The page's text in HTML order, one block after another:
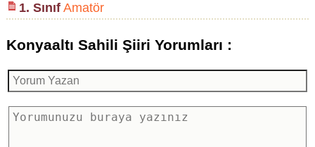
1. SınıfAmatör
Konyaaltı Sahili Şiiri Yorumları :